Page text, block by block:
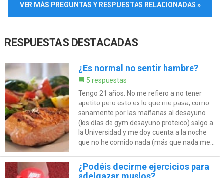
VER MÁS PREGUNTAS Y RESPUESTAS RELACIONADAS »
RESPUESTAS DESTACADAS
¿Es normal no sentir hambre?
5 respuestas
Tengo 21 años. No me refiero a no tener
apetito pero esto es lo que me pasa, como
sanamente por las mañanas al desayuno
(los días de gym desayuno proteico) salgo a
la Universidad y me doy cuenta a la noche
que no he comido nada (más que nada me...
¿Podéis decirme ejercicios para
adelgazar muslos?